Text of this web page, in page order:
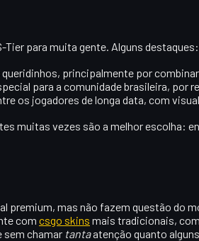
para muita gente. Alguns destaques:
queridinhos, principalmente por
para a comunidade brasileira, por
os jogadores de longa data, com
muitas vezes são a melhor escolha:
premium, mas não fazem questão do
com csgo skins mais tradicionais,
sem chamar tantaatenção quanto